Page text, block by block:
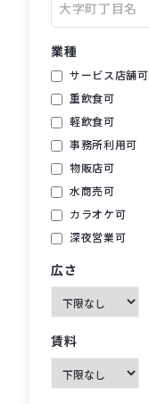
大字町丁目名
業種
サービス店舗可
重飲食可
軽飲食可
事務所利用可
物販店可
水商売可
カラオケ可
深夜営業可
広さ
賃料